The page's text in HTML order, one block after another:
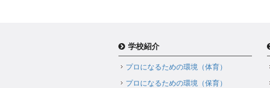
学校紹介
プロになるための環境（体育）
プロになるための環境（保育）